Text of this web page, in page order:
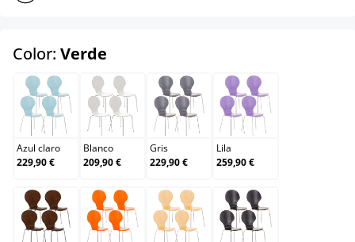
Color: Verde
Azul claro
Azul claro
229,90 €
Blanco
Blanco
209,90 €
Gris
Gris
229,90 €
Lila
Lila
259,90 €
Marrón Naranja Natural Negro